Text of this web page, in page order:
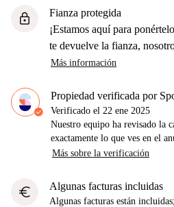
lock
Fianza protegida
¡Estamos aquí para
te devuelve la fianza,
Más información
Propiedad verificada por
Verificado el 22 ene 2025
Nuestro equipo ha revisado la
exactamente lo que ves en el
Más sobre la verificación
euro Algunas facturas incluidas
Algunas facturas están